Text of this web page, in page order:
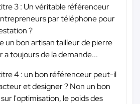
3 : Un véritable référenceur
par téléphone pour
?
un bon artisan tailleur de pierre
a toujours de la demande...
4 : un bon référenceur peut-il
et designer ? Non un bon
l'optimisation, le poids des